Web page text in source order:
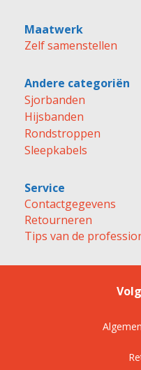
Maatwerk
Zelf samenstellen
Andere categoriën
Sjorbanden
Hijsbanden
Rondstroppen
Sleepkabels
Service
Contactgegevens
Retourneren
Tips van de